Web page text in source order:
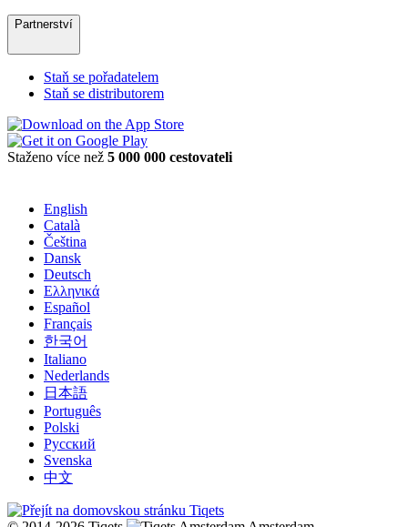
Partnerství
Staň se pořadatelem
Staň se distributorem
Staženo více než 5 000 000 cestovateli
English
Català
Čeština
Dansk
Deutsch
Ελληνικά
Español
Français
한국어
Italiano
Nederlands
日本語
Português
Polski
Русский
Svenska
中文